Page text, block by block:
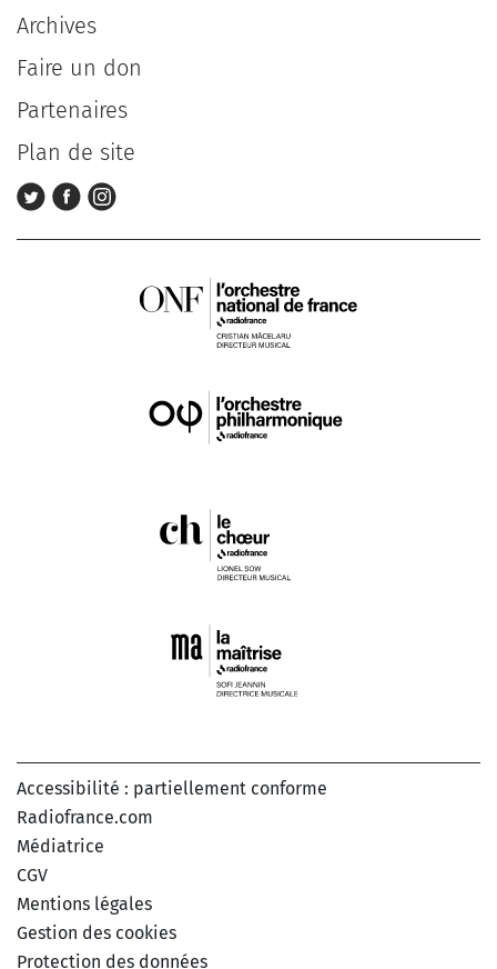
Archives
Faire un don
Partenaires
Plan de site
Accessibilité : partiellement conforme
Radiofrance.com
Médiatrice
CGV
Mentions légales
Gestion des cookies
Protection des données